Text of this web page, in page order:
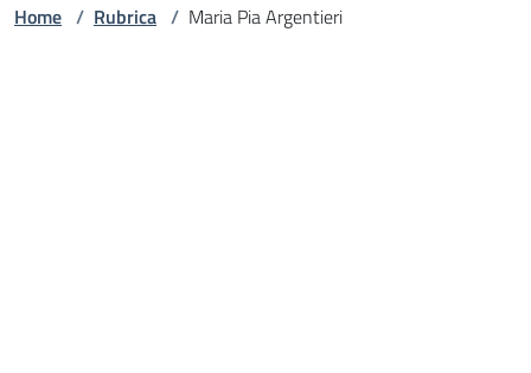
Home / Rubrica / Maria Pia Argentieri